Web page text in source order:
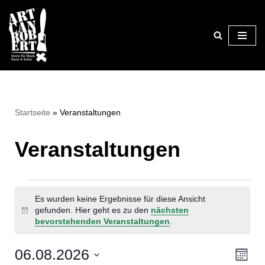
Zum
Inhalt
springen
Startseite » Veranstaltungen
Veranstaltungen
Hinweis
Es wurden keine Ergebnisse für diese Ansicht
gefunden. Hier geht es zu den nächsten
bevorstehenden Veranstaltungen.
Monat
06.08.2026